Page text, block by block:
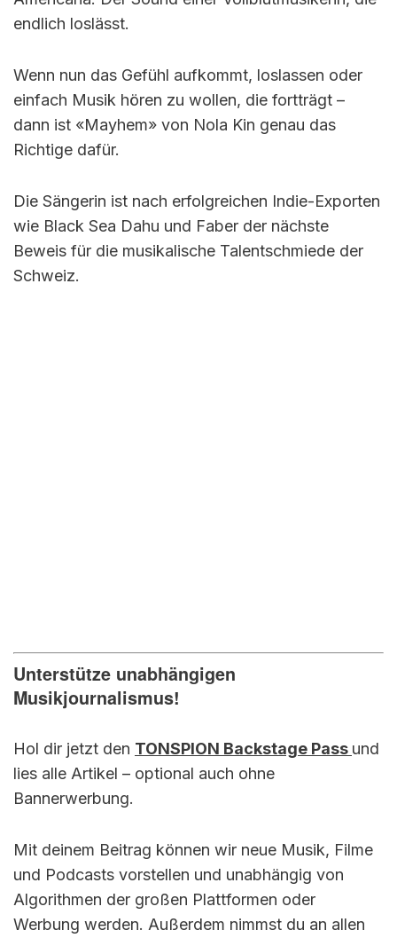
endlich loslässt.
Wenn nun das Gefühl aufkommt, loslassen oder
einfach Musik hören zu wollen, die fortträgt –
dann ist «Mayhem» von Nola Kin genau das
Richtige dafür.
Die Sängerin ist nach erfolgreichen Indie-Exporten
wie Black Sea Dahu und Faber der nächste
Beweis für die musikalische Talentschmiede der
Schweiz.
Unterstütze unabhängigen
Musikjournalismus!
Hol dir jetzt den TONSPION Backstage Pass und
lies alle Artikel – optional auch ohne
Bannerwerbung.
Mit deinem Beitrag können wir neue Musik, Filme
und Podcasts vorstellen und unabhängig von
Algorithmen der großen Plattformen oder
Werbung werden. Außerdem nimmst du an allen